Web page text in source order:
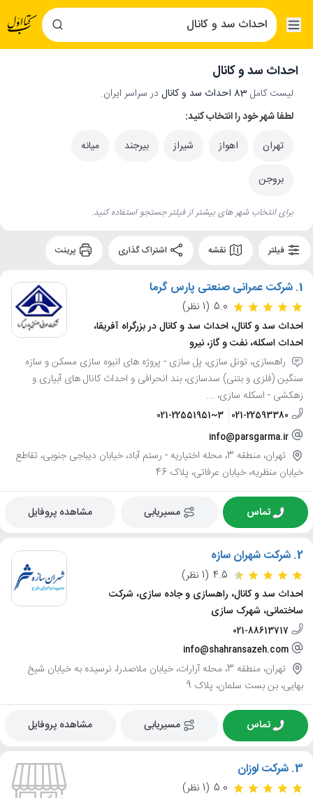
احداث سد و کانال
لیست کامل 83 احداث سد و کانال
در سراسر ایران.
لطفا شهر خود را انتخاب کنید:
تهران
اهواز شیراز بیرجند میانه
بروجن
برای انتخاب شهر های بیشتر از فیلتر جستجو استفاده کنید.
فیلتر نقشه
1. شرکت عمرانی صنعتی پارس گرما
5.0 (1 نظر)
احداث سد و کانال، احداث سد و کانال در بزرگراه آفریقا،
احداث اسکله، نفت و گاز، نیرو
راهسازی، تونل سازی، پل سازی - پروژه های انبوه سازی مسکن و سازه
سنگین (فلزی و بتنی) سدسازی، بند انحرافی و احداث کانال های آبیاری و
زهکشی - اسکله سازی، ...
021-22593380
021-22551951~3
info@parsgarma.ir
تهران، منطقه 3، محله اختیاریه - رستم آباد، خیابان دیباجی جنوبی، تقاطع
خیابان منظریه، خیابان عرفاتی، پلاک 46
تماس مسیریابی مشاهده پروفایل
2. شرکت شهران سازه
4.5 (1 نظر)
احداث سد و کانال، راهسازی و جاده سازی، شرکت
ساختمانی، شهرک سازی
021-88613717
info@shahransazeh.com
تهران، منطقه 3، محله آرارات، خیابان ملاصدرا، نرسیده به خیابان شیخ
بهایی، بن بست سلمان، پلاک 9
تماس مسیریابی مشاهده پروفایل
3. شرکت لوزان
5.0 (1 نظر)